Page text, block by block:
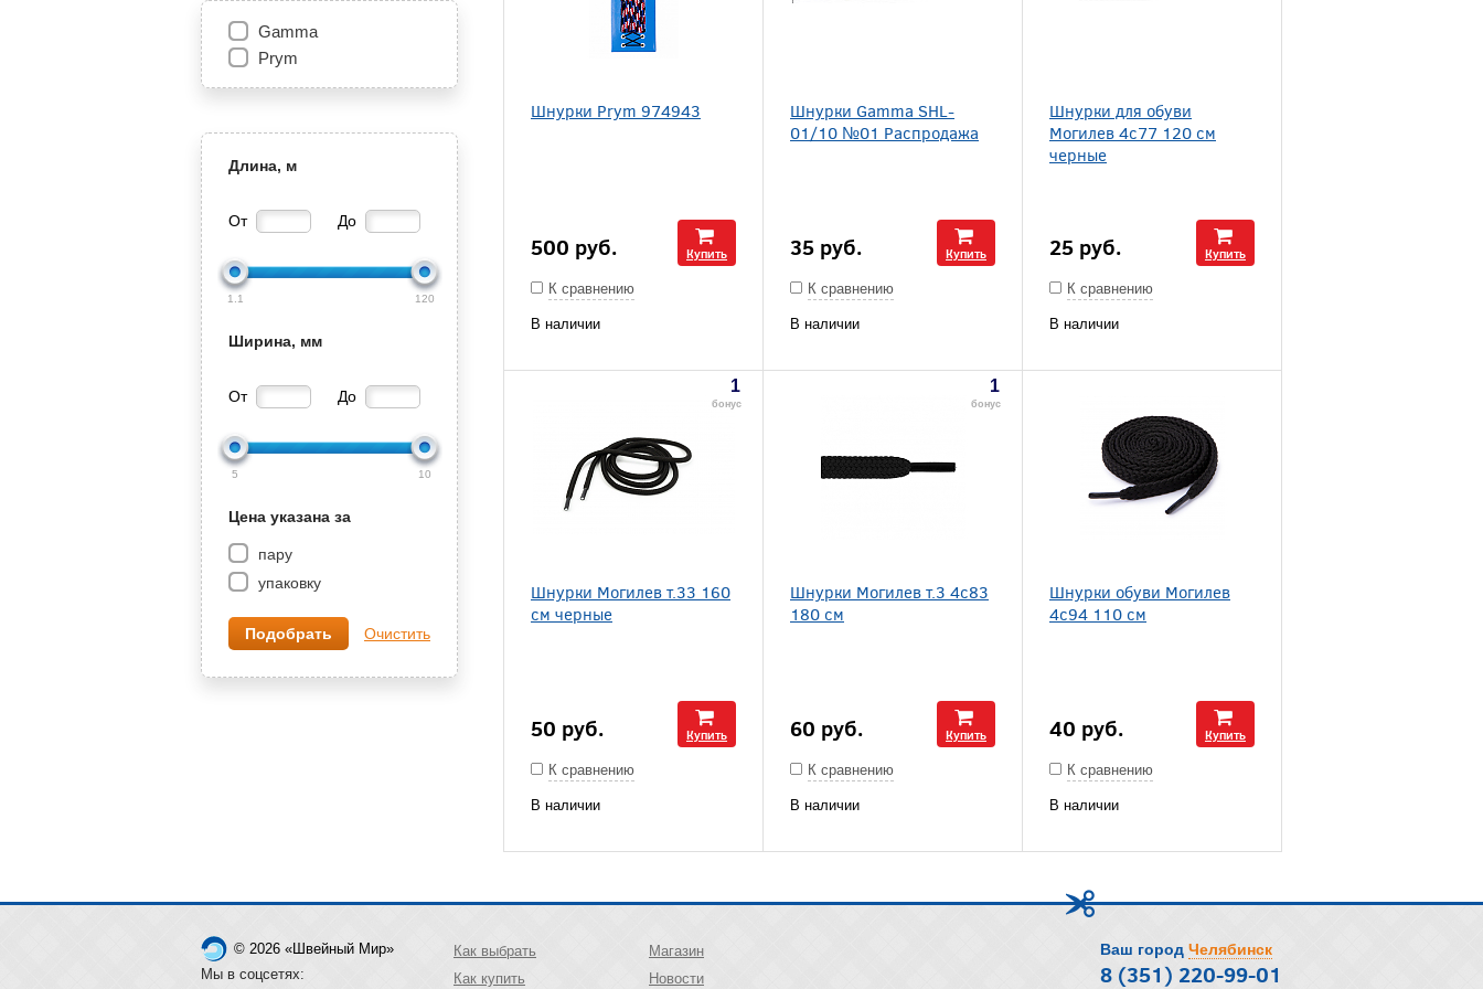
Gamma
Prym
Длина, м
От До
1.1 120
Ширина, мм
От До
5 10
Цена указана за
пару
упаковку
Очистить
Шнурки Prym 974943
500 руб. Купить
К сравнению
В наличии
Шнурки Gamma SHL-
01/10 №01 Распродажа
35 руб. Купить
К сравнению
В наличии
Шнурки для обуви
Могилев 4с77 120 см
черные
25 руб. Купить
К сравнению
В наличии
1
бонус
Шнурки Могилев т.33 160
см черные
50 руб. Купить
К сравнению
В наличии
1
бонус
Шнурки Могилев т.3 4с83
180 см
60 руб. Купить
К сравнению
В наличии
Шнурки обуви Могилев
4с94 110 см
40 руб. Купить
К сравнению
В наличии
© 2026 «Швейный Мир»
Мы в соцсетях:
Как выбрать
Как купить
Магазин
Новости
Ваш город Челябинск
8 (351) 220-99-01